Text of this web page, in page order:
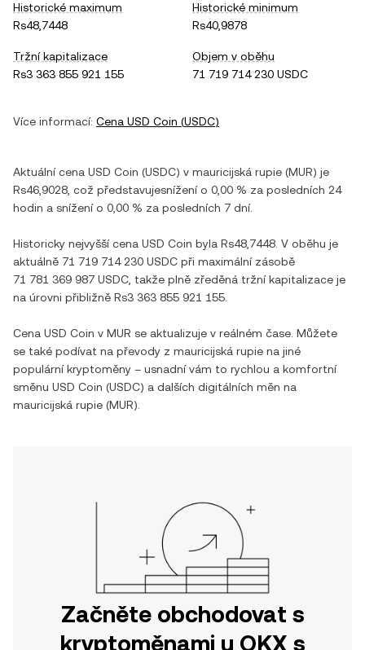
Historické maximum
Rs48,7448
Historické minimum
Rs40,9878
Tržní kapitalizace
Rs3 363 855 921 155
Objem v oběhu
71 719 714 230 USDC
Více informací: Cena USD Coin (USDC)
Aktuální cena USD Coin (USDC) v mauricijská rupie (MUR) je
Rs46,9028 , což představujesníženío 0,00 % za posledních 24
hodin a sníženío 0,00 % za posledních 7 dní.
Historicky nejvyšší cena USD Coin byla Rs48,7448 . V oběhu je
aktuálně 71 719 714 230 USDC při maximální zásobě
71 781 369 987 USDC , takže plně zředěná tržní kapitalizace je
na úrovni přibližně Rs3 363 855 921 155
Cena USD Coin v MUR se aktualizuje v reálném čase. Můžete
se také podívat na převody z mauricijská rupie na jiné
populární kryptoměny – usnadní vám to rychlou a komfortní
směnu USD Coin (USDC) a dalších digitálních měn na
mauricijská rupie (MUR).
Začněte obchodovat s
kryptoměnami u OKX s